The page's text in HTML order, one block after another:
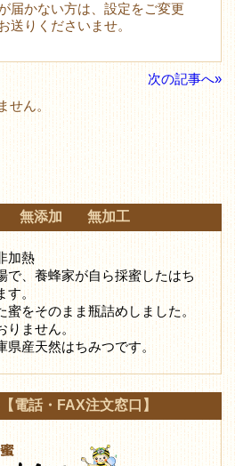
届かない方は、設定をご変更
送りくださいませ。
次の記事へ»
せん。
無添加 無加工
加熱
で、養蜂家が自ら採蜜したはち
す。
蜜をそのまま瓶詰めしました。
りません。
県産天然はちみつです。
電話・FAX注文窓口】